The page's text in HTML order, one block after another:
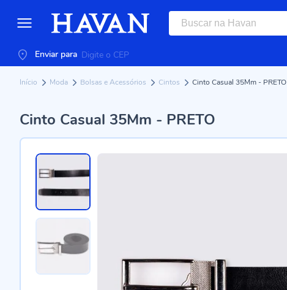
Enviar para
Início Moda Bolsas e Acessórios Cintos Cinto Casual 35Mm - PRETO
Cinto Casual 35Mm - PRETO